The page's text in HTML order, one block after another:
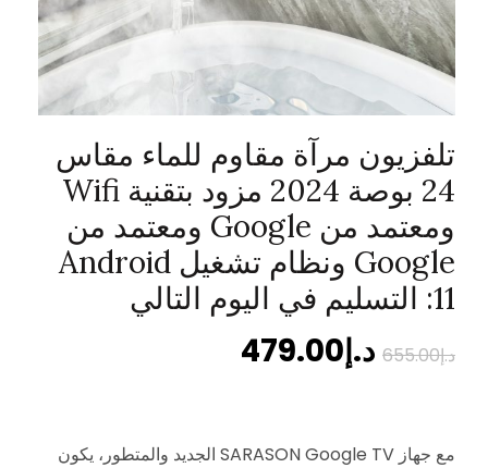
تلفزيون مرآة مقاوم للماء مقاس
24 بوصة 2024 مزود بتقنية Wifi
ومعتمد من Google ومعتمد من
Google ونظام تشغيل Android
11: التسليم في اليوم التالي
د.إ655.00 د.إ479.00
مع جهاز SARASON Google TV الجديد والمتطور، يكون